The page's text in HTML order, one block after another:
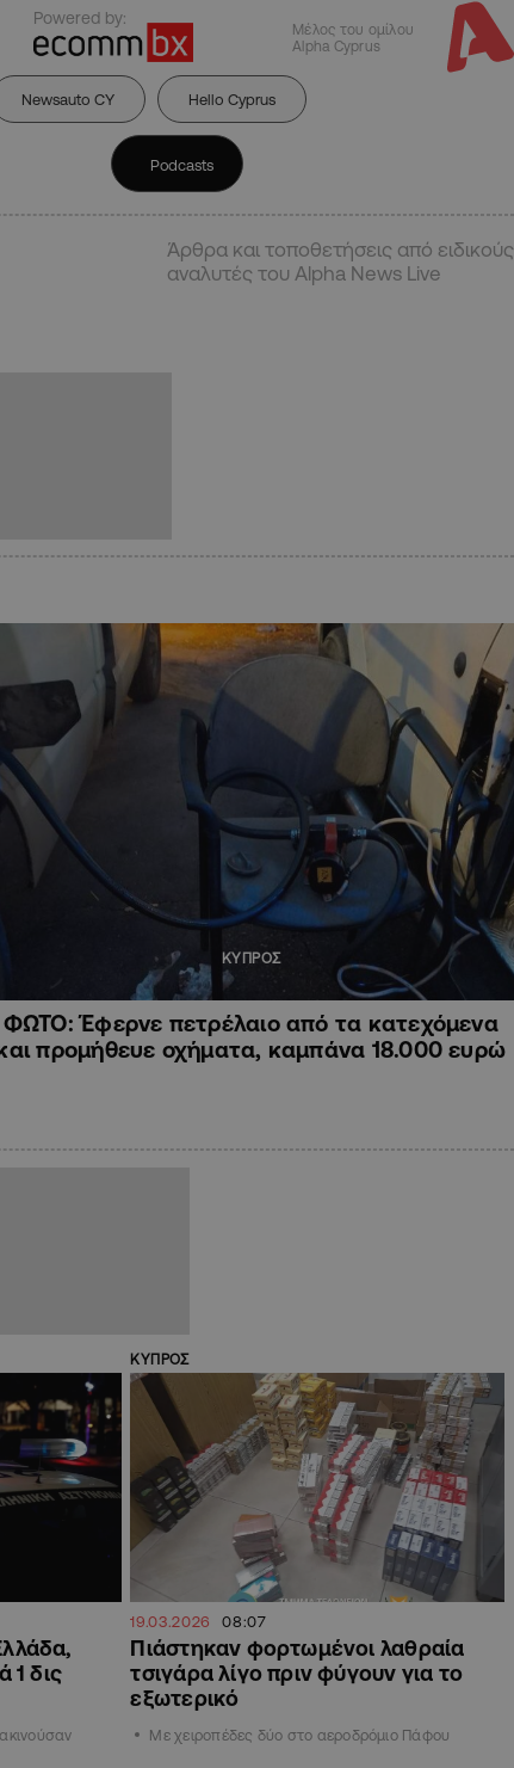
Powered by:
Μέλος του ομίλου
Alpha Cyprus
Newsauto CY Hello Cyprus
Podcasts
Άρθρα και τοποθετήσεις από ειδικούς
αναλυτές του Alpha News Live
ΚΥΠΡΟΣ
ΦΩΤΟ: Έφερνε πετρέλαιο από τα κατεχόμενα
προμήθευε οχήματα, καμπάνα 18.000 ευρώ
1 δις
ΚΥΠΡΟΣ
19.03.2026 08:07
Πιάστηκαν φορτωμένοι λαθραία
τσιγάρα λίγο πριν φύγουν για το
εξωτερικό
Με χειροπέδες δύο στο αεροδρόμιο Πάφου